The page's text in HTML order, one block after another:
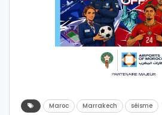
Maroc Marrakech séisme